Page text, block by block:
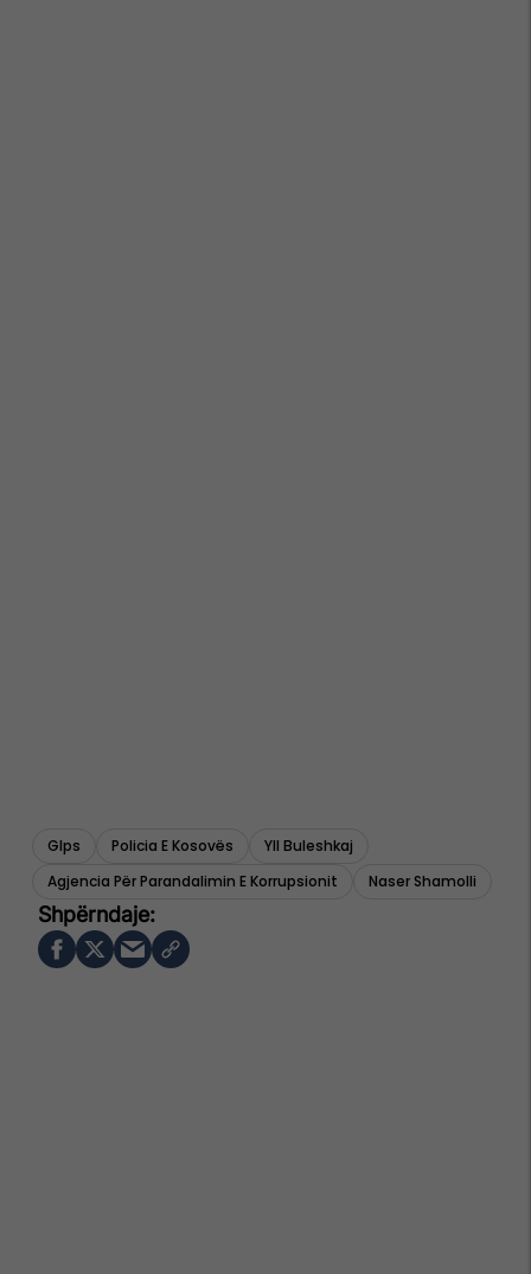
Glps Policia E Kosovës
Yll Buleshkaj
Agjencia Për Parandalimin E Korrupsionit
Naser Shamolli